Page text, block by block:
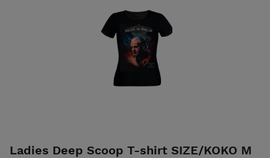
Ladies Deep Scoop T-shirt SIZE/KOKO M